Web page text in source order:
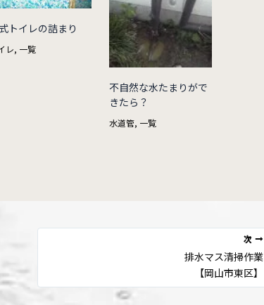
トイレの詰まり
レ, 一覧
不自然な水たまりがで
きたら？
水道管, 一覧
次
排水マス清掃作業
【岡山市東区】